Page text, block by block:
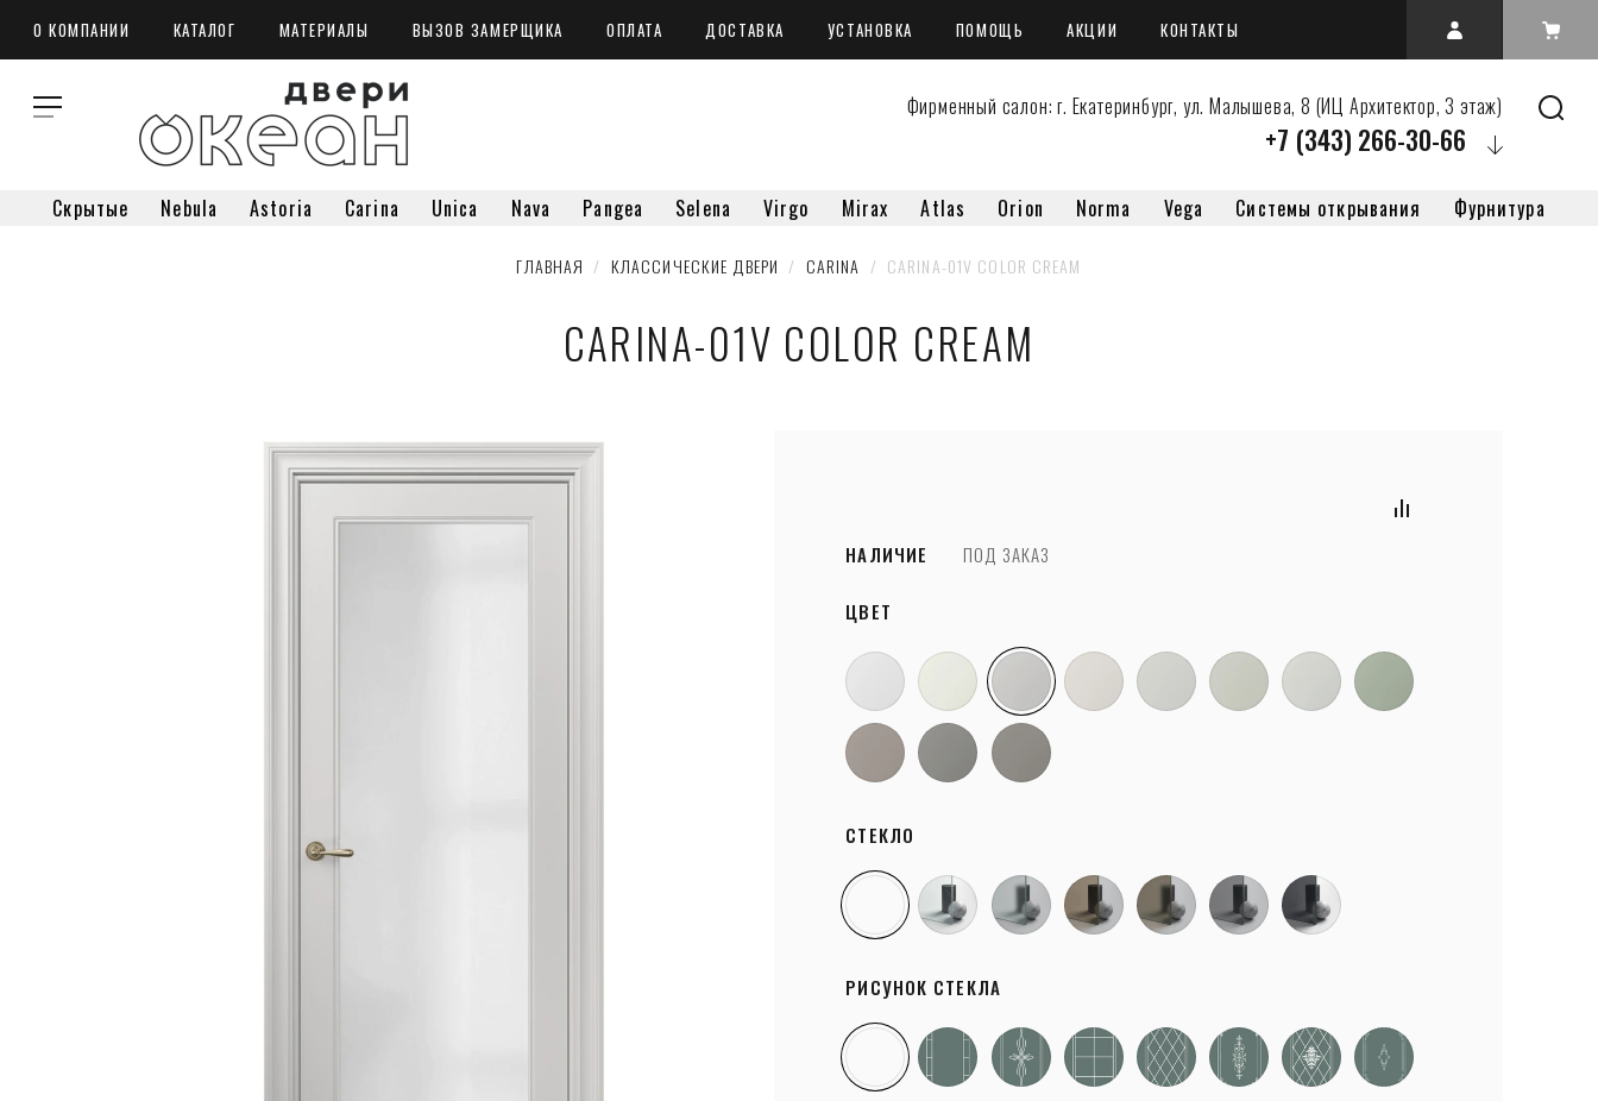
О КОМПАНИИ КАТАЛОГ МАТЕРИАЛЫ ВЫЗОВ ЗАМЕРЩИКА ОПЛАТА ДОСТАВКА УСТАНОВКА ПОМОЩЬ АКЦИИ КОНТАКТЫ
Фирменный салон: г. Екатеринбург, ул. Малышева, 8 (ИЦ Архитектор, 3 этаж)
+7 (343) 266-30-66
Скрытые Nebula Astoria Carina Unica Nava Pangea Selena Virgo Mirax Atlas Orion Norma Vega Системы открывания Фурнитура
ГЛАВНАЯ
  /
КЛАССИЧЕСКИЕ ДВЕРИ
  /
CARINA
  /  CARINA-01V COLOR CREAM
CARINA-01V COLOR CREAM
НАЛИЧИЕ ПОД ЗАКАЗ
ЦВЕТ
СТЕКЛО
РИСУНОК СТЕКЛА